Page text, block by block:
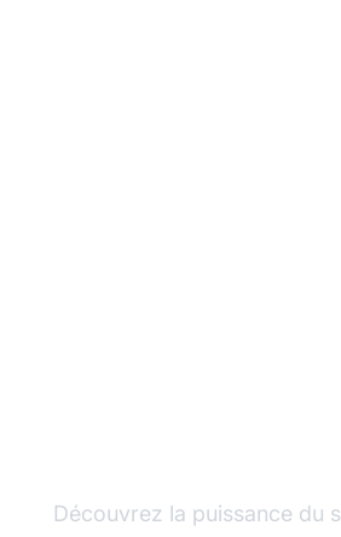
Découvrez la puissance du